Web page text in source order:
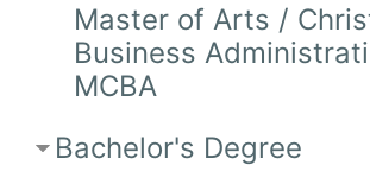
Master of Arts /
Business
MCBA
Bachelor's Degree